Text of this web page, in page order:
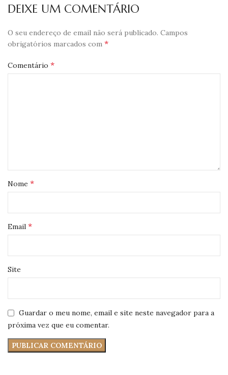
DEIXE UM COMENTÁRIO
O seu endereço de email não será publicado. Campos
obrigatórios marcados com *
Comentário *
Nome *
Email *
Site
Guardar o meu nome, email e site neste navegador para a
próxima vez que eu comentar.